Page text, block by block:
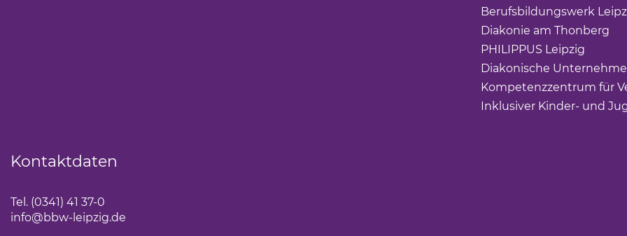
Berufsbildungswerk
Diakonie am Thonberg
PHILIPPUS Leipzig
Diakonische
Kompetenzzentrum für
Inklusiver Kinder- und
Kontaktdaten
Tel. (0341) 41 37-0
info@bbw-leipzig.de